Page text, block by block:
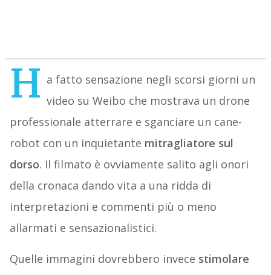
H a fatto sensazione negli scorsi giorni un
video su Weibo che mostrava un drone
professionale atterrare e sganciare un cane-
robot con un inquietante mitragliatore sul
dorso. Il filmato è ovviamente salito agli onori
della cronaca dando vita a una ridda di
interpretazioni e commenti più o meno
allarmati e sensazionalistici.
Quelle immagini dovrebbero invece stimolare